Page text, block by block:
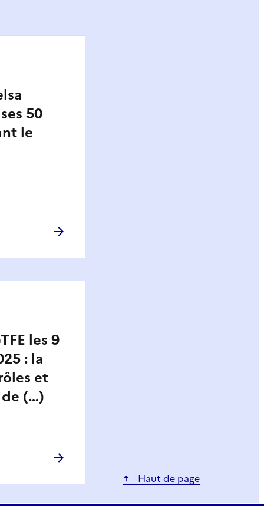
50
le
les 9
: la
et
(…)
Haut de page